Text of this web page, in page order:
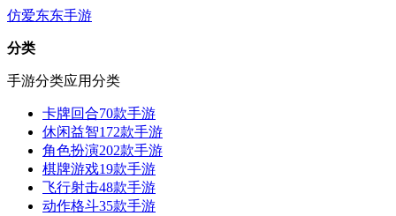
仿爱东东手游
分类
手游分类应用分类
卡牌回合70款手游
休闲益智172款手游
角色扮演202款手游
棋牌游戏19款手游
飞行射击48款手游
动作格斗35款手游